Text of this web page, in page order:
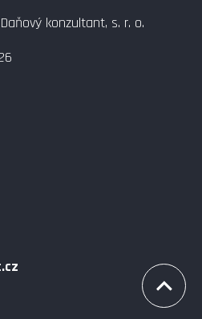
konzultant, s. r. o.